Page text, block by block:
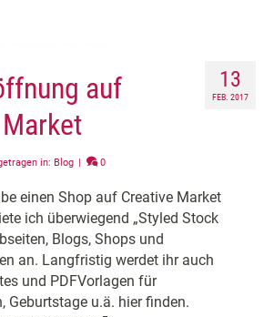
13
FEB. 2017
auf
in: Blog | 0
einen Shop auf Creative Market
ich überwiegend „Styled Stock
Blogs, Shops und
an. Langfristig werdet ihr auch
und PDFVorlagen für
Geburtstage u.ä. hier finden.